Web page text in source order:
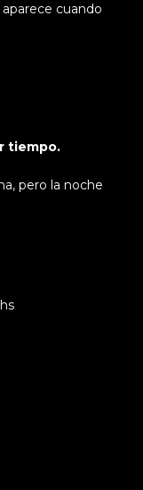
cuando
tiempo.
pero la noche